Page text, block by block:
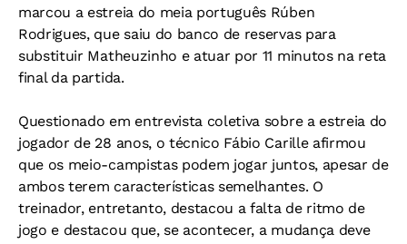
marcou a estreia do meia português Rúben
Rodrigues, que saiu do banco de reservas para
substituir Matheuzinho e atuar por 11 minutos na reta
final da partida.
Questionado em entrevista coletiva sobre a estreia do
jogador de 28 anos, o técnico Fábio Carille afirmou
que os meio-campistas podem jogar juntos, apesar de
ambos terem características semelhantes. O
treinador, entretanto, destacou a falta de ritmo de
jogo e destacou que, se acontecer, a mudança deve